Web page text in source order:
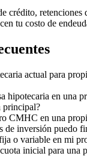
crédito, retenciones
tu costo de
actual para
hipotecaria en una
principal?
CMHC en una
de inversión puedo
o variable en mi
inicial para una